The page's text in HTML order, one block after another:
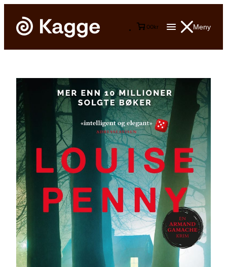
Meny
00kr